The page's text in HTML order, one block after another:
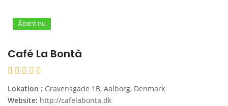
Åbent nu
Café La Bontà
Lokation : Gravensgade 1B, Aalborg, Denmark
Website: http://cafelabonta.dk